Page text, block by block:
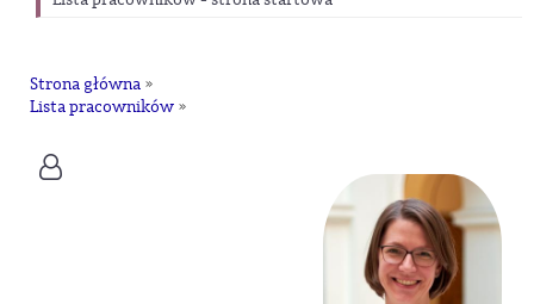
Strona główna »
Lista pracowników »